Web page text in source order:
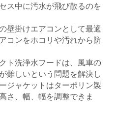
ス中に汚水が飛び散るのを
壁掛けエアコンとして最適
コンをホコリや汚れから防
ト洗浄水フードは、風車の
難しいという問題を解決し
ジャケットはターポリン製
さ、幅、幅を調整できま